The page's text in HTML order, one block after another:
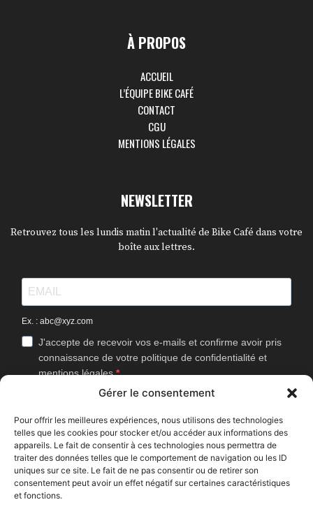
Gérer le consentement
Pour offrir les meilleures expériences, nous utilisons des technologies
telles que les cookies pour stocker et/ou accéder aux informations des
appareils. Le fait de consentir à ces technologies nous permettra de
traiter des données telles que le comportement de navigation ou les ID
uniques sur ce site. Le fait de ne pas consentir ou de retirer son
consentement peut avoir un effet négatif sur certaines caractéristiques
et fonctions.
À PROPOS
ACCUEIL
L’ÉQUIPE BIKE CAFÉ
CONTACT
CGU
MENTIONS LÉGALES
NEWSLETTER
Retrouvez tous les lundis matin l'actualité de Bike Café dans votre
boîte aux lettres.
Ex. : abc@xyz.com
J'accepte de recevoir vos e-mails et confirme avoir pris
connaissance de votre politique de confidentialité et
mentions légales.
Vous pouvez vous désinscrire à tout moment en cliquant sur le lien
J'accepte que Bike Café mesure l'ouverture des
newsletters afin d'améliorer les contenus proposés.
S'INSCRIRE